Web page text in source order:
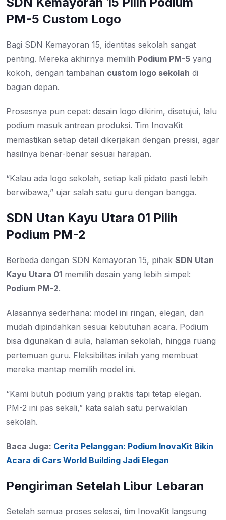
PM-5 Custom Logo
Bagi SDN Kemayoran 15, identitas sekolah sangat
penting. Mereka akhirnya memilih Podium PM-5 yang
kokoh, dengan tambahan custom logo sekolah di
bagian depan.
Prosesnya pun cepat: desain logo dikirim, disetujui, lalu
podium masuk antrean produksi. Tim InovaKit
memastikan setiap detail dikerjakan dengan presisi, agar
hasilnya benar-benar sesuai harapan.
“Kalau ada logo sekolah, setiap kali pidato pasti lebih
berwibawa,” ujar salah satu guru dengan bangga.
SDN Utan Kayu Utara 01 Pilih
Podium PM-2
Berbeda dengan SDN Kemayoran 15, pihak SDN Utan
Kayu Utara 01 memilih desain yang lebih simpel:
Podium PM-2.
Alasannya sederhana: model ini ringan, elegan, dan
mudah dipindahkan sesuai kebutuhan acara. Podium
bisa digunakan di aula, halaman sekolah, hingga ruang
pertemuan guru. Fleksibilitas inilah yang membuat
mereka mantap memilih model ini.
“Kami butuh podium yang praktis tapi tetap elegan.
PM-2 ini pas sekali,” kata salah satu perwakilan
sekolah.
Baca Juga: Cerita Pelanggan: Podium InovaKit Bikin
Acara di Cars World Building Jadi Elegan
Pengiriman Setelah Libur Lebaran
Setelah semua proses selesai, tim InovaKit langsung